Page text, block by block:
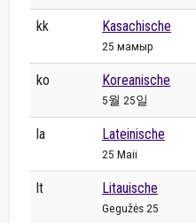
kk Kasachische
25 мамыр
ko Koreanische
5월 25일
la Lateinische
25 Maii
lt Litauische
Gegužės 25